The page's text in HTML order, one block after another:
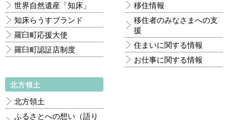
世界自然遺産「知床」
知床らうすブランド
羅臼町応援大使
羅臼町認証店制度
移住情報
移住者のみなさまへの支
援
住まいに関する情報
お仕事に関する情報
北方領土
北方領土
ふるさとへの想い（語り